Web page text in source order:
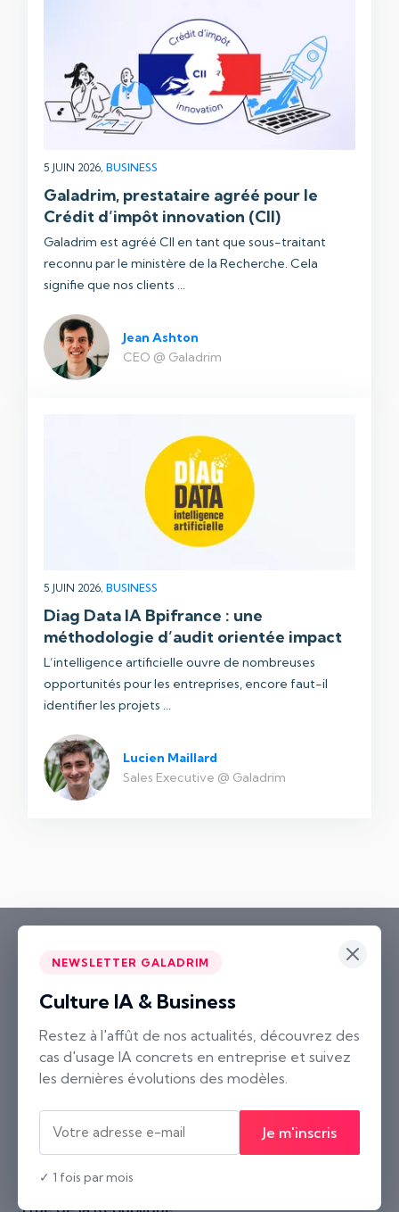
5 JUIN 2026, BUSINESS
Galadrim, prestataire agréé pour le
Crédit d’impôt innovation (CII)
Galadrim est agréé CII en tant que sous-traitant
reconnu par le ministère de la Recherche. Cela
signifie que nos clients ...
Jean Ashton
CEO @ Galadrim
5 JUIN 2026, BUSINESS
Diag Data IA Bpifrance : une
méthodologie d’audit orientée impact
L’intelligence artificielle ouvre de nombreuses
opportunités pour les entreprises, encore faut-il
identifier les projets ...
Lucien Maillard
Sales Executive @ Galadrim
NEWSLETTER GALADRIM
Culture IA & Business
Restez à l'affût de nos actualités, découvrez des
cas d'usage IA concrets en entreprise et suivez
les dernières évolutions des modèles.
Je m'inscris
✓ 1 fois par mois
Paris
2 rue Neuve Saint-Pierre
75004 Paris, France
Nantes
10 rue Voltaire
44000 Nantes, France
Lyon
3 rue de la République